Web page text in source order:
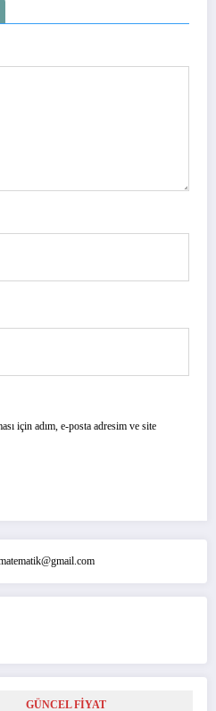
için adım, e-posta adresim ve site
GÜNCEL FİYAT